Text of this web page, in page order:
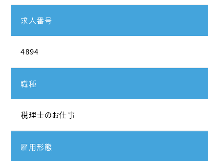
求人番号
4894
職種
税理士のお仕事
雇用形態